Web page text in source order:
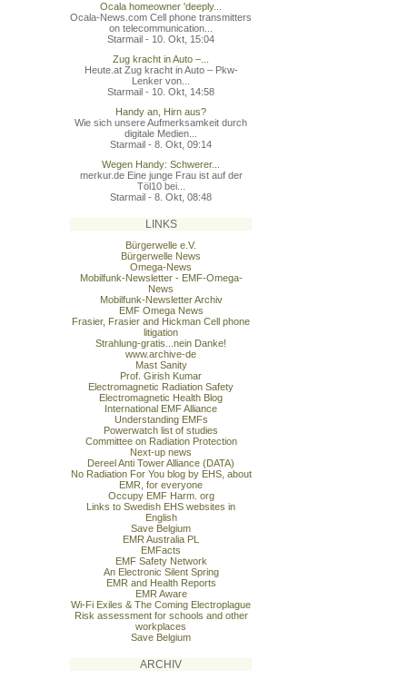
Ocala homeowner 'deeply...
Ocala-News.com Cell phone transmitters
on telecommunication...
Starmail - 10. Okt, 15:04
Zug kracht in Auto –...
Heute.at Zug kracht in Auto – Pkw-
Lenker von...
Starmail - 10. Okt, 14:58
Handy an, Hirn aus?
Wie sich unsere Aufmerksamkeit durch
digitale Medien...
Starmail - 8. Okt, 09:14
Wegen Handy: Schwerer...
merkur.de Eine junge Frau ist auf der
Töl10 bei...
Starmail - 8. Okt, 08:48
LINKS
Bürgerwelle e.V.
Bürgerwelle News
Omega-News
Mobilfunk-Newsletter - EMF-Omega-
News
Mobilfunk-Newsletter Archiv
EMF Omega News
Frasier, Frasier and Hickman Cell phone
litigation
Strahlung-gratis...nein Danke!
www.archive-de
Mast Sanity
Prof. Girish Kumar
Electromagnetic Radiation Safety
Electromagnetic Health Blog
International EMF Alliance
Understanding EMFs
Powerwatch list of studies
Committee on Radiation Protection
Next-up news
Dereel Anti Tower Alliance (DATA)
No Radiation For You blog by EHS, about
EMR, for everyone
Occupy EMF Harm. org
Links to Swedish EHS websites in
English
Save Belgium
EMR Australia PL
EMFacts
EMF Safety Network
An Electronic Silent Spring
EMR and Health Reports
EMR Aware
Wi-Fi Exiles & The Coming Electroplague
Risk assessment for schools and other
workplaces
Save Belgium
ARCHIV